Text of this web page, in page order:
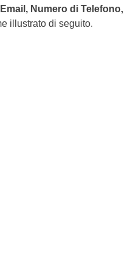
Numero di Telefono,
illustrato di seguito.